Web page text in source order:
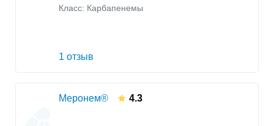
Класс: Карбапенемы
1 отзыв
Меронем® 4.3